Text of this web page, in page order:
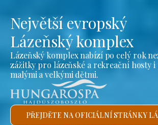
Největší evropský
Lázeňský komplex
Lázeňský komplex nabízí po celý rok
zážitky pro lázeňské a rekreační hosty
malými a velkými dětmi.
PŘEJDĚTE NA OFICIÁLNÍ STRÁNKY